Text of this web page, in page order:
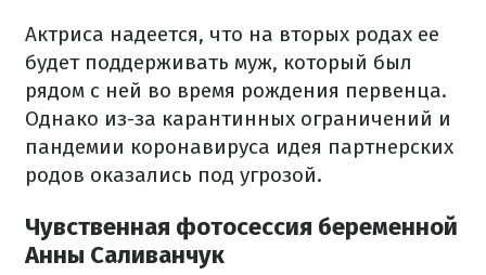
Актриса надеется, что на вторых родах ее
будет поддерживать муж, который был
рядом с ней во время рождения первенца.
Однако из-за карантинных ограничений и
пандемии коронавируса идея партнерских
родов оказались под угрозой.
Чувственная фотосессия беременной
Анны Саливанчук